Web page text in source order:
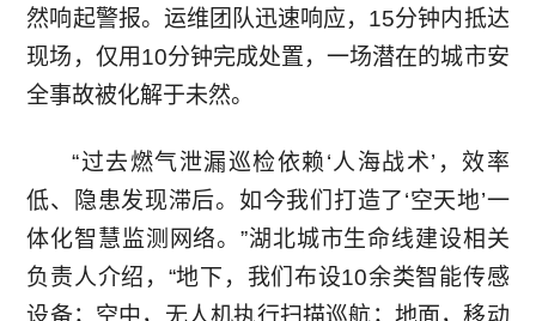
道
监
测
资
讯
见
问
题
们
在
线
留
言
然响起警报。运维团队迅速响应，15分钟内抵达
现场，仅用10分钟完成处置，一场潜在的城市安
全事故被化解于未然。
“过去燃气泄漏巡检依赖‘人海战术’，效率
低、隐患发现滞后。如今我们打造了‘空天地’一
体化智慧监测网络。”湖北城市生命线建设相关
负责人介绍，“地下，我们布设10余类智能传感
设备；空中，无人机执行扫描巡航；地面，移动